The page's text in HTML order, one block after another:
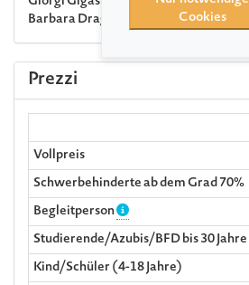
Barbara Dragan
Prezzi
Vollpreis
Schwerbehinderte ab dem Grad 70%
Begleitperson
Studierende/Azubis/BFD bis 30 Jahre
Kind/Schüler (4-18 Jahre)
Cookies